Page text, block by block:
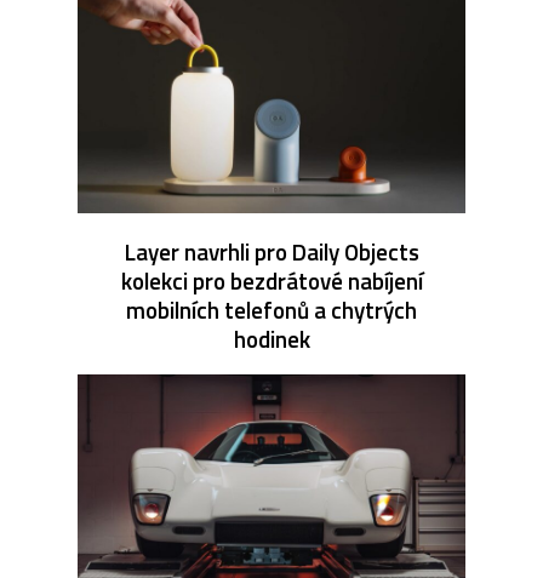
Layer navrhli pro Daily Objects
kolekci pro bezdrátové nabíjení
mobilních telefonů a chytrých
hodinek